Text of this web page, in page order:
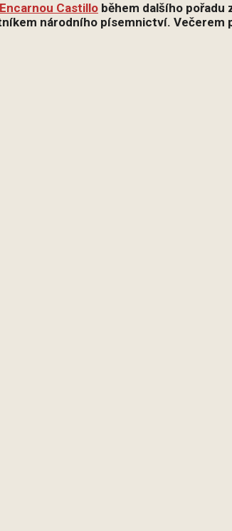
Encarnou Castillo během dalšího
národního písemnictví. Večerem